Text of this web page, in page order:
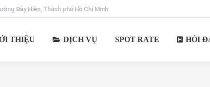
Bảy Hiền, Thành phố Hồ Chí Minh
THIỆU DỊCH VỤ SPOT RATE HỎI